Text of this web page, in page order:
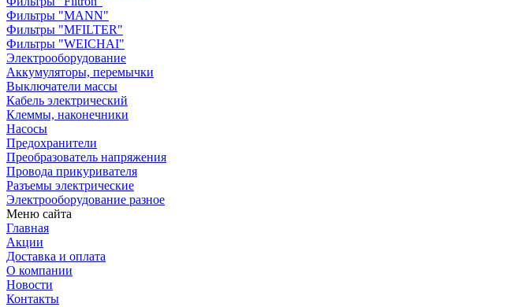
Фильтры "MANN"
Фильтры "MFILTER"
Фильтры "WEICHAI"
Электрооборудование
Аккумуляторы, перемычки
Выключатели массы
Кабель электрический
Клеммы, наконечники
Насосы
Предохранители
Преобразователь напряжения
Провода прикуривателя
Разъемы электрические
Электрооборудование разное
Меню сайта
Главная
Акции
Доставка и оплата
О компании
Новости
Контакты